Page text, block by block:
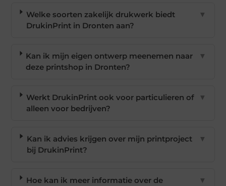
Welke soorten zakelijk drukwerk biedt
DrukinPrint in Dronten aan?
▼
Kan ik mijn eigen ontwerp meenemen naar
deze printshop in Dronten?
▼
Werkt DrukinPrint ook voor particulieren of
alleen voor bedrijven?
▼
Kan ik advies krijgen over mijn printproject
bij DrukinPrint?
▼
Hoe kan ik meer informatie over de
▼